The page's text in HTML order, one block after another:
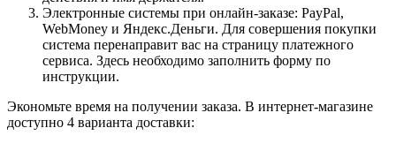
Электронные системы при онлайн-заказе: PayPal,
WebMoney и Яндекс.Деньги. Для совершения покупки
система перенаправит вас на страницу платежного
сервиса. Здесь необходимо заполнить форму по
инструкции.
Экономьте время на получении заказа. В интернет-магазине
доступно 4 варианта доставки: